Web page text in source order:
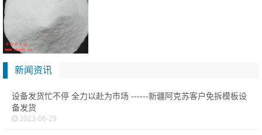
新闻资讯
设备发货忙不停 全力以赴为市场 ------新疆阿克苏客户免拆模板设
备发货
2023-06-29